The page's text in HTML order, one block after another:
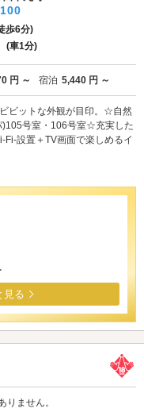
歩6分)
(車1分)
円 ～ 宿泊 5,440 円 ～
ビットな外観が目印。☆自然
)105号室・106号室☆充実した
設置＋TV画面で楽しめるイ
見る
りません。